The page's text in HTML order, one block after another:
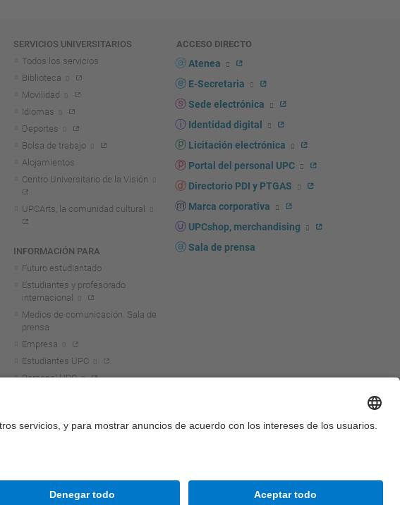
SERVICIOS UNIVERSITARIOS
Todos los servicios
Biblioteca
Movilidad
Idiomas
Deportes
Bolsa de trabajo
Alojamientos
Centro Universitario de la Visión
UPCArts, la comunidad cultural
INFORMACIÓN PARA
Futuro estudiantado
Estudiantes y profesorado
internacional
Medios de comunicación. Sala de
prensa
Empresa
Estudiantes UPC
Personal UPC
ACCESO DIRECTO
Atenea
E-Secretaria
Sede electrónica
Identidad digital
Licitación electrónica
Portal del personal UPC
Directorio PDI y PTGAS
Marca corporativa
UPCshop, merchandising
Sala de prensa